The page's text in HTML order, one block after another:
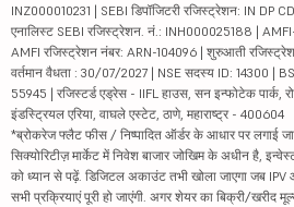
INZ000010231 | SEBI डिपॉजिटरी रजिस्ट्रेशन: IN DP
एनालिस्ट SEBI रजिस्ट्रेशन. नं.: INH000025188 |
AMFI रजिस्ट्रेशन नंबर: ARN-104096 | शुरुआती
वर्तमान वैधता : 30/07/2027 | NSE सदस्य ID: 14300 |
55945 | रजिस्टर्ड एड्रेस - IIFL हाउस, सन इन्फोटेक पार्क,
इंडस्ट्रियल एरिया, वाघले एस्टेट, ठाणे, महाराष्ट्र - 400604
*ब्रोकरेज फ्लैट फीस / निष्पादित ऑर्डर के आधार पर लगाई
सिक्योरिटीज़ मार्केट में निवेश बाजार जोखिम के अधीन है,
को ध्यान से पढ़ें. डिजिटल अकाउंट तभी खोला जाएगा जब
सभी प्रक्रियाएं पूरी हो जाएंगी. अगर शेयर का बिक्री/